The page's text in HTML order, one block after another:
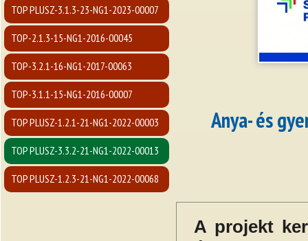
TOP PLUSZ-3.1.3-23-NG1-2023-00007
TOP-2.1.3-15-NG1-2016-00045
TOP-3.2.1-16-NG1-2017-00063
TOP-3.1.1-15-NG1-2016-00007
TOP PLUSZ-1.2.1-21-NG1-2022-00003
TOP PLUSZ-3.3.2-21-NG1-2022-00013
TOP PLUSZ-1.2.3-21-NG1-2022-00068
Anya- és
A projekt